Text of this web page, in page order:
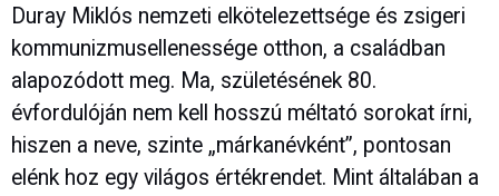
Duray Miklós nemzeti elkötelezettsége és zsigeri
kommunizmusellenessége otthon, a családban
alapozódott meg. Ma, születésének 80.
évfordulóján nem kell hosszú méltató sorokat írni,
hiszen a neve, szinte „márkanévként”, pontosan
elénk hoz egy világos értékrendet. Mint általában a